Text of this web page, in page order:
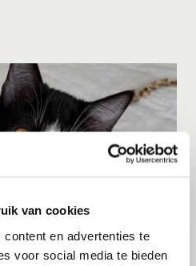
van cookies
en advertenties te
voor social media te bieden